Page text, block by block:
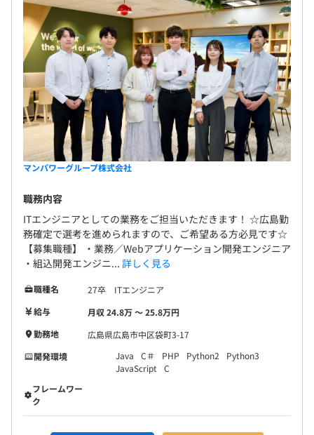
マンパワーグループ株式会社
職務内容
ITエンジニアとしての業務をご担当いただきます！ ☆広島勤
務確定で選考を進められますので、ご希望ある方必見です☆
【募集職種】 ・業務／Webアプリケーション開発エンジニア
・組込開発エンジニ... 詳しく見る
職種名
27卒 ITエンジニア
給与
月収 24.8万 〜 25.8万円
勤務地
広島県広島市中区袋町3-17
開発環境
Java C＃ PHP Python2
Python3
JavaScript
C
フレームワー
ク